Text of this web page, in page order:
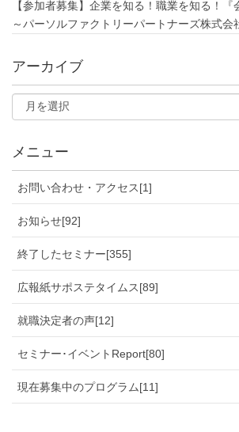
【参加者募集】企業を知る！職業を知る！
～パーソルファクトリーパートナーズ株式会
アーカイブ
メニュー
お問い合わせ・アクセス[1]
お知らせ[92]
終了したセミナー[355]
広報紙サポステタイムス[89]
就職決定者の声[12]
セミナー･イベントReport[80]
現在募集中のプログラム[11]